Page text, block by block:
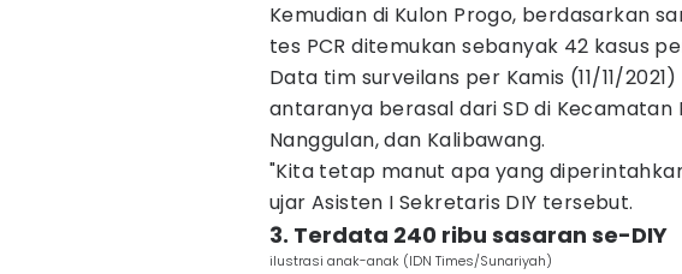
Kemudian di Kulon Progo, berdasarkan
tes PCR ditemukan sebanyak 42 kasus
Data tim surveilans per Kamis (11/11/
antaranya berasal dari SD di Kecamatan
Nanggulan, dan Kalibawang.
"Kita tetap manut apa yang
ujar Asisten I Sekretaris DIY tersebut.
3. Terdata 240 ribu sasaran se-DIY
ilustrasi anak-anak (IDN Times/Sunariyah)